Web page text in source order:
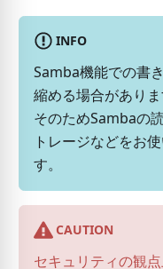
INFO
Samba機能での書
縮める場合がありま
そのためSambaの
トレージなどをお
す。
CAUTION
セキュリティの観